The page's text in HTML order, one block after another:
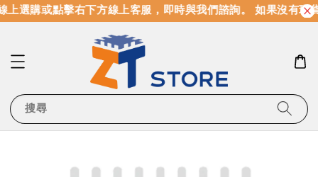
選購或點擊右下方線上客服，即時與我們諮詢。 如果沒有現
搜尋